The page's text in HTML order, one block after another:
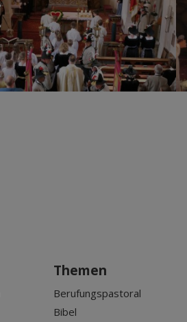
Themen
Berufungspastoral
Bibel